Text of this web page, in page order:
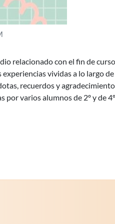
relacionado con el fin de
vividas a lo largo
recuerdos y
varios alumnos de 2º y de